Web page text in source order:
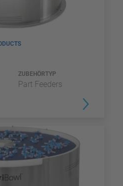
ZUBEHÖRTYP
Part Feeders